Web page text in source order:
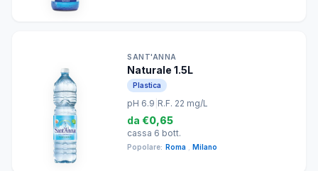
SANT'ANNA
Naturale 1.5L
Plastica
pH 6.9 R.F. 22 mg/L
da €0,65
cassa 6 bott.
Popolare: Roma Milano